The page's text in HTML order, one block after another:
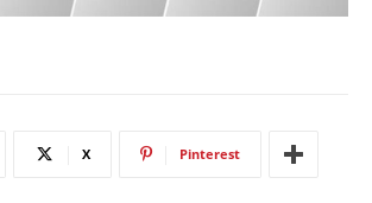
X Pinterest